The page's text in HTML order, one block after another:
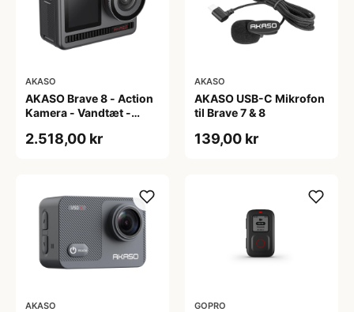
AKASO
AKASO Brave 8 - Action
Kamera - Vandtæt -
Pixel
2.518,00 kr
AKASO
AKASO USB-C Mikrofon
til Brave 7 & 8
139,00 kr
AKASO GOPRO